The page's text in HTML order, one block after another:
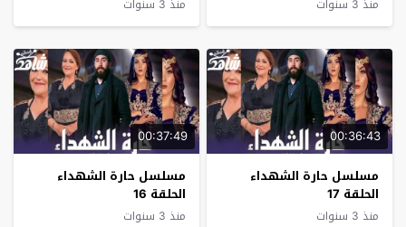
منذ 3 سنوات منذ 3 سنوات
00:36:43
مسلسل حارة الشهداء
الحلقة 17
منذ 3 سنوات
00:37:49
مسلسل حارة الشهداء
الحلقة 16
منذ 3 سنوات